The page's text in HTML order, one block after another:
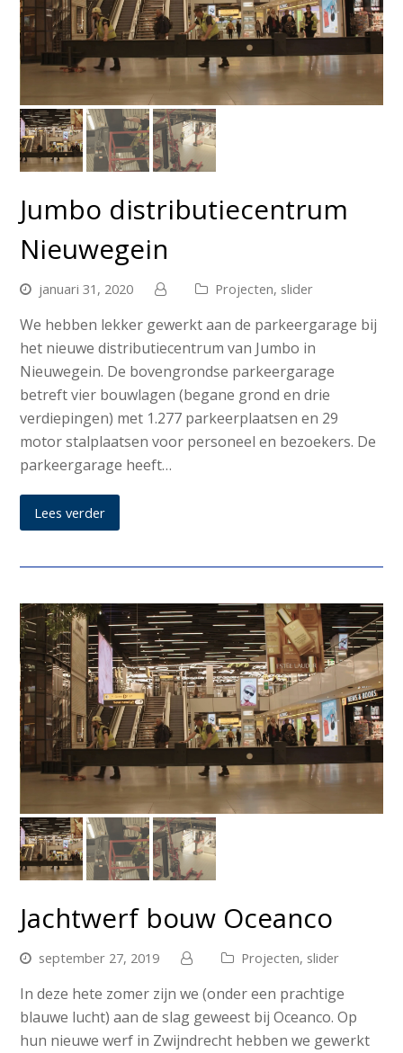
Jumbo distributiecentrum
Nieuwegein
januari 31, 2020 Projecten, slider
We hebben lekker gewerkt aan de parkeergarage bij
het nieuwe distributiecentrum van Jumbo in
Nieuwegein. De bovengrondse parkeergarage
betreft vier bouwlagen (begane grond en drie
verdiepingen) met 1.277 parkeerplaatsen en 29
motor stalplaatsen voor personeel en bezoekers. De
parkeergarage heeft…
Lees verder
Jachtwerf bouw Oceanco
september 27, 2019 Projecten, slider
In deze hete zomer zijn we (onder een prachtige
blauwe lucht) aan de slag geweest bij Oceanco. Op
hun nieuwe werf in Zwijndrecht hebben we gewerkt